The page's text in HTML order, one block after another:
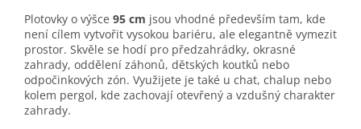
Plotovky o výšce 95 cm jsou vhodné především tam, kde
není cílem vytvořit vysokou bariéru, ale elegantně vymezit
prostor. Skvěle se hodí pro předzahrádky, okrasné
zahrady, oddělení záhonů, dětských koutků nebo
odpočinkových zón. Využijete je také u chat, chalup nebo
kolem pergol, kde zachovají otevřený a vzdušný charakter
zahrady.